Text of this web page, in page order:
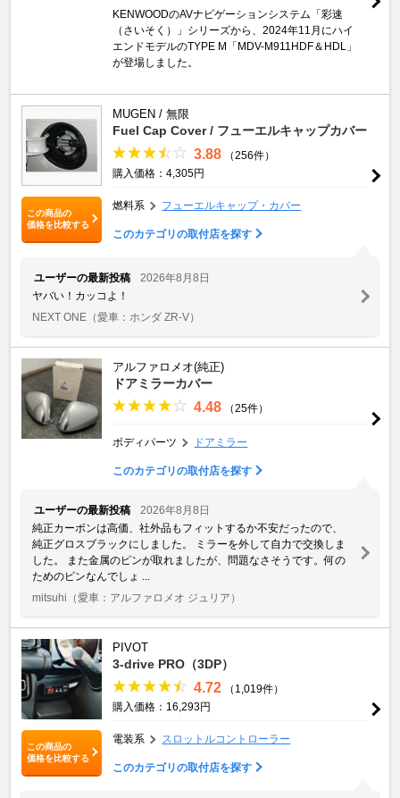
KENWOODのAVナビゲーションシステム「彩速
（さいそく）」シリーズから、2024年11月にハイ
エンドモデルのTYPE M「MDV-M911HDF＆HDL」
が登場しました。
この商品の
価格を比較する
MUGEN / 無限
Fuel Cap Cover / フューエルキャップカバー
3.88
（256件）
購入価格：4,305円
燃料系 フューエルキャップ・カバー
このカテゴリの取付店を探す
ユーザーの最新投稿
2026年8月8日
ヤバい！カッコよ！
NEXT ONE （愛車：ホンダ ZR-V）
アルファロメオ(純正)
ドアミラーカバー
4.48 （25件）
ボディパーツ ドアミラー
このカテゴリの取付店を探す
ユーザーの最新投稿
2026年8月8日
純正カーボンは高価、社外品もフィットするか不安だったので、
純正グロスブラックにしました。 ミラーを外して自力で交換しま
した。 また金属のピンが取れましたが、問題なさそうです。何の
ためのピンなんでしょ ...
mitsuhi （愛車：アルファロメオ ジュリア）
この商品の
価格を比較する
PIVOT
3-drive PRO（3DP）
4.72
（1,019件）
購入価格：16,293円
電装系 スロットルコントローラー
このカテゴリの取付店を探す